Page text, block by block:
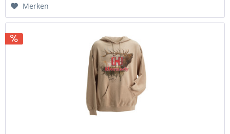
Merken